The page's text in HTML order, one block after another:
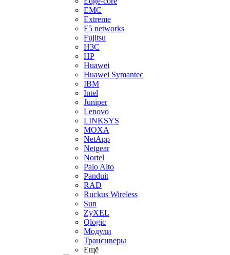
EMC
Extreme
F5 networks
Fujitsu
H3С
HP
Huawei
Huawei Symantec
IBM
Intel
Juniper
Lenovo
LINKSYS
MOXA
NetApp
Netgear
Nortel
Palo Alto
Panduit
RAD
Ruckus Wireless
Sun
ZyXEL
Qlogic
Модули
Трансиверы
Ещё